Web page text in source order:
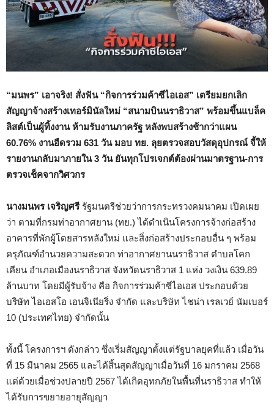
“มนพร” เอาจริง! สั่งฟัน “กิจการร่วมค้าซีไอเอส” เตรียมยกเลิก
สัญญาจ้างสร้างเทอร์มินัลใหม่ “สนามบินนราธิวาส” พร้อมขึ้นแบล็ค
ลิสต์เป็นผู้ทิ้งงาน ห้ามรับงานภาครัฐ หลังพบสร้างช้ากว่าแผน
60.76% งานอืดรวม 631 วัน มอบ ทย. ลุยตรวจสอบวัสดุอุปกรณ์ จี้ให้
รายงานกลับมาภายใน3 วัน ยันทุกโปรเจกต์ต้องผ่านมาตรฐาน-การ
ตรวจเช็คจากวิศวกร
นางมนพร เจริญศรีรัฐมนตรีช่วยว่าการกระทรวงคมนาคม เปิดเผย
ว่า ตามที่กรมท่าอากาศยาน (ทย.) ได้ดำเนินโครงการจ้างก่อสร้าง
อาคารที่พักผู้โดยสารหลังใหม่ และสิ่งก่อสร้างประกอบอื่น ๆ พร้อม
ครุภัณฑ์อำนวยความสะดวก ท่าอากาศยานนราธิวาส ตำบลโคก
เคียน อำเภอเมืองนราธิวาส จังหวัดนราธิวาส 1 แห่ง วงเงิน 639.89
ล้านบาท โดยมีผู้รับจ้าง คือ กิจการร่วมค้าซีไอเอส ประกอบด้วย
บริษัท ไอเอสโอ เอนจิเนียริ่ง จำกัด และบริษัท ไชน่า เรลเวย์ นัมเบอร์
10 (ประเทศไทย) จำกัดนั้น
ทั้งนี้ โครงการฯ ดังกล่าว ซึ่งเริ่มสัญญาตั้งแต่รัฐบาลยุคที่แล้ว เมื่อวัน
ที่ 15 มีนาคม 2565 และได้สิ้นสุดสัญญาเมื่อวันที่ 16 มกราคม 2568
แต่ด้วยเมื่อช่วงปลายปี 2567 ได้เกิดอุทกภัยในพื้นที่นราธิวาส ทำให้
ได้รับการขยายอายุสัญญา